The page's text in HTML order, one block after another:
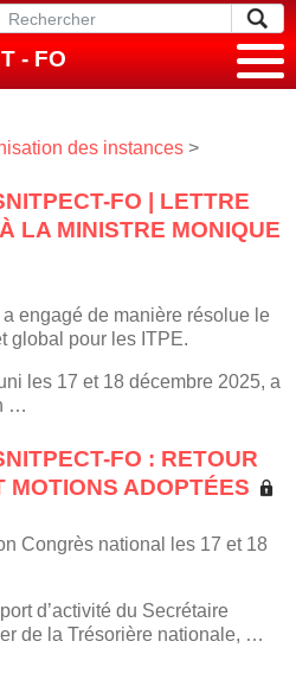
- FO
des instances >
FO | LETTRE
LA MINISTRE MONIQUE
engagé de manière résolue le
global pour les ITPE.
les 17 et 18 décembre 2025, a
…
FO : RETOUR
MOTIONS ADOPTÉES
Congrès national les 17 et 18
d’activité du Secrétaire
de la Trésorière nationale, …